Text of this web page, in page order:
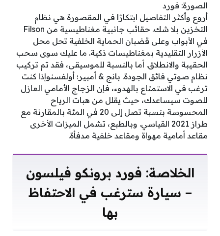
الصورة: فورد
أروع وأكثر التفاصيل ابتكارًا في المقصورة هي نظام
التخزين بلا شك. حقائب جانبية مغناطيسية من Filson
في الأبواب وعلى قضبان الحماية الخلفية تحل محل
الأزرار التقليدية بمغناطيسات ذكية. ما عليك سوى سحب
الحقيبة والانطلاق. أما بالنسبة للموسيقى، فقد تم تركيب
نظام صوتي فائق الجودة. بانج & أمبير؛ أولفسنوإذا كنت
ترغب في الاستمتاع بالهدوء، فإن الزجاج الأمامي العازل
للصوت سيساعدك، حيث يقلل من هبات الرياح
المحسوسة بنسبة تصل إلى 20 في المئة بالمقارنة مع
طراز 2021 القياسي. وبالطبع، تشمل الميزات الأخرى
مقاعد أمامية مهواة ومقاعد خلفية مدفأة.
الخلاصة: فورد برونكو فيلسون
– سيارة سترغب في الاحتفاظ
بها